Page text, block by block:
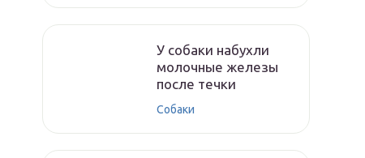
У собаки набухли
молочные железы
после течки
Собаки